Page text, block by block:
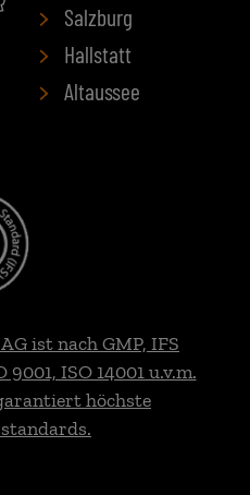
Salzburg
Hallstatt
Altaussee
ist nach GMP, IFS
9001, ISO 14001 u.v.m.
höchste